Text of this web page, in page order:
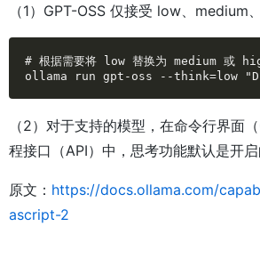
（1）GPT-OSS 仅接受 low、medium
# 根据需要将 low 替换为 medium 或
ollama run gpt-oss --think=low
（2）对于支持的模型，在命令行界面
程接口（API）中，思考功能默认是开启
原文： https://docs.ollama.com/
ascript-2